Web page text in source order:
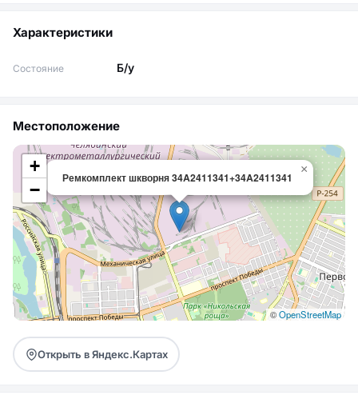
Характеристики
Состояние Б/у
Местоположение
Ремкомплект шкворня 34A2411341+34A2411341
×
+
−
©OpenStreetMap
Открыть в Яндекс.Картах